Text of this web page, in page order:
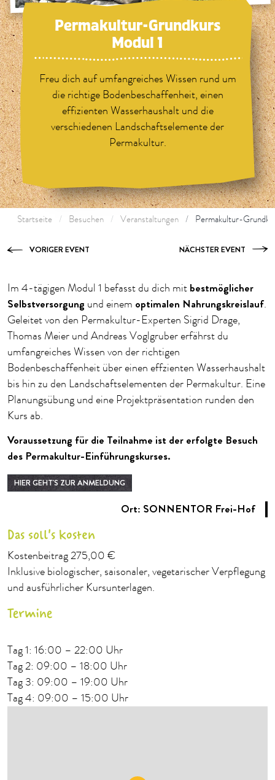
Permakultur-Grundkurs
Modul 1
Freu dich auf umfangreiches Wissen rund um
die richtige Bodenbeschaffenheit, einen
effizienten Wasserhaushalt und die
verschiedenen Landschaftselemente der
Permakultur.
Startseite Besuchen Veranstaltungen Permakultur-
VORIGER EVENT NÄCHSTER EVENT
Im 4-tägigen Modul 1 befasst du dich mit bestmöglicher
Selbstversorgung und einem optimalen Nahrungskreislauf.
Geleitet von den Permakultur-Experten Sigrid Drage,
Thomas Meier und Andreas Voglgruber erfährst du
umfangreiches Wissen von der richtigen
Bodenbeschaffenheit über einen effzienten Wasserhaushalt
bis hin zu den Landschaftselementen der Permakultur. Eine
Planungsübung und eine Projektpräsentation runden den
Kurs ab.
Voraussetzung für die Teilnahme ist der erfolgte Besuch
des Permakultur-Einführungskurses.
HIER GEHT'S ZUR ANMELDUNG
Ort: SONNENTOR Frei-Hof
Das soll's kosten
Kostenbeitrag 275,00 €
Inklusive biologischer, saisonaler, vegetarischer Verpflegung
und ausführlicher Kursunterlagen.
Termine
Tag 1: 16:00 – 22:00 Uhr
Tag 2: 09:00 – 18:00 Uhr
Tag 3: 09:00 – 19:00 Uhr
Tag 4: 09:00 – 15:00 Uhr